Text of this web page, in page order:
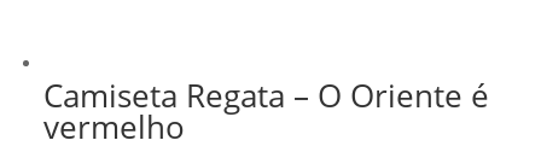
Camiseta Regata – O Oriente é
vermelho